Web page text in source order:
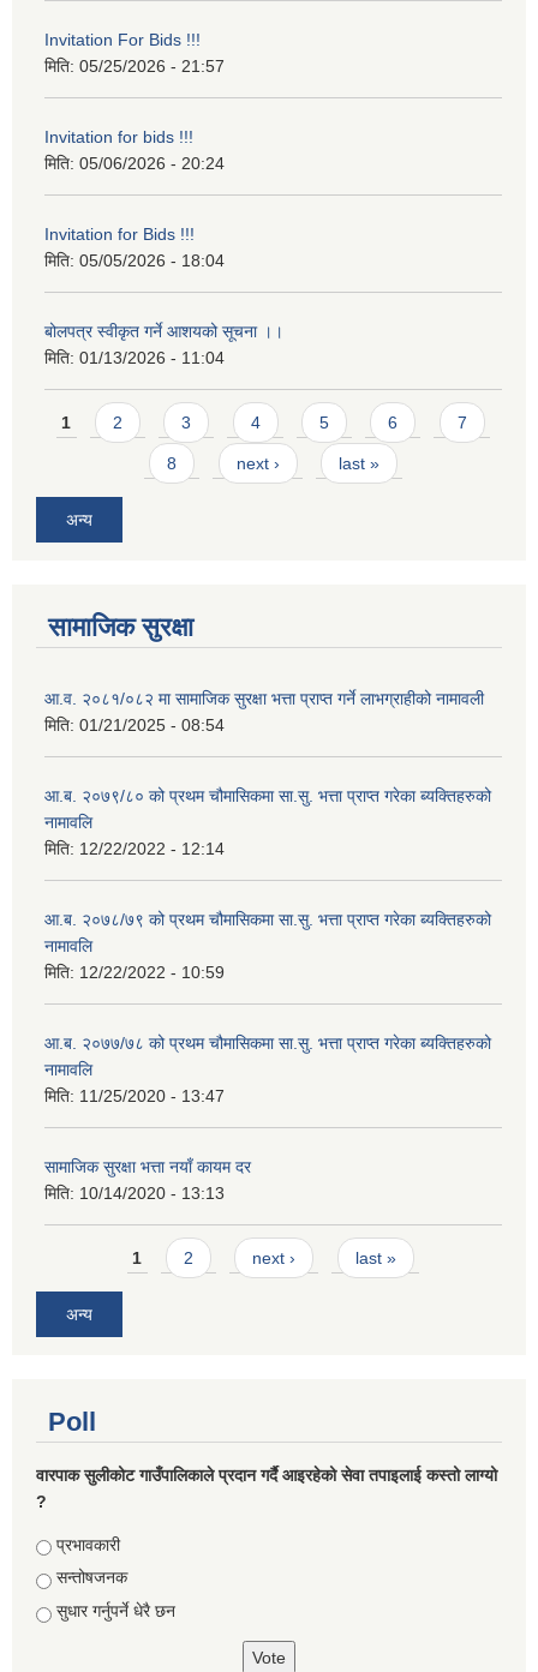
Invitation For Bids !!!
मिति: 05/25/2026 - 21:57
Invitation for bids !!!
मिति: 05/06/2026 - 20:24
Invitation for Bids !!!
मिति: 05/05/2026 - 18:04
बोलपत्र स्वीकृत गर्ने आशयको सूचना ।।
मिति: 01/13/2026 - 11:04
Pages
1 2 3 4 5 6 7
8 next › last »
अन्य
सामाजिक सुरक्षा
आ.व. २०८१/०८२ मा सामाजिक सुरक्षा भत्ता प्राप्त गर्ने लाभग्राहीको नामावली
मिति: 01/21/2025 - 08:54
आ.ब. २०७९/८० को प्रथम चौमासिकमा सा.सु. भत्ता प्राप्त गरेका ब्यक्तिहरुको
नामावलि
मिति: 12/22/2022 - 12:14
आ.ब. २०७८/७९ को प्रथम चौमासिकमा सा.सु. भत्ता प्राप्त गरेका ब्यक्तिहरुको
नामावलि
मिति: 12/22/2022 - 10:59
आ.ब. २०७७/७८ को प्रथम चौमासिकमा सा.सु. भत्ता प्राप्त गरेका ब्यक्तिहरुको
नामावलि
मिति: 11/25/2020 - 13:47
सामाजिक सुरक्षा भत्ता नयाँ कायम दर
मिति: 10/14/2020 - 13:13
Pages1 2 next › last »
अन्य
Poll
वारपाक सुलीकोट गाउँपालिकाले प्रदान गर्दै आइरहेको सेवा तपाइलाई कस्तो लाग्यो
?
Choices
प्रभावकारी
सन्तोषजनक
सुधार गर्नुपर्ने धेरै छन